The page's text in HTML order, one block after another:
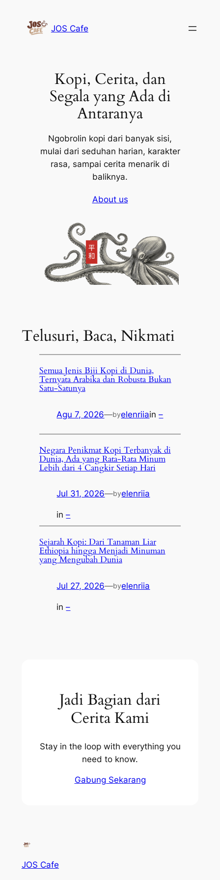
konten
JOS Cafe
Kopi, Cerita, dan
Segala yang Ada di
Antaranya
Ngobrolin kopi dari banyak sisi,
mulai dari seduhan harian, karakter
rasa, sampai cerita menarik di
baliknya.
About us
Telusuri, Baca, Nikmati
Semua Jenis Biji Kopi di Dunia,
Ternyata Arabika dan Robusta Bukan
Satu-Satunya
Agu 7, 2026—byelenriiain–
Negara Penikmat Kopi Terbanyak di
Dunia, Ada yang Rata-Rata Minum
Lebih dari 4 Cangkir Setiap Hari
Jul 31, 2026—byelenriia
in–
Sejarah Kopi: Dari Tanaman Liar
Ethiopia hingga Menjadi Minuman
yang Mengubah Dunia
Jul 27, 2026—byelenriia
in–
Jadi Bagian dari
Cerita Kami
Stay in the loop with everything you
need to know.
Gabung Sekarang
JOS Cafe